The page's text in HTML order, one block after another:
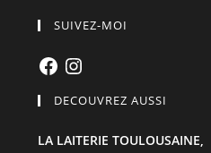
SUIVEZ-MOI
FacebookInstagram
DECOUVREZ AUSSI
LA LAITERIE TOULOUSAINE,